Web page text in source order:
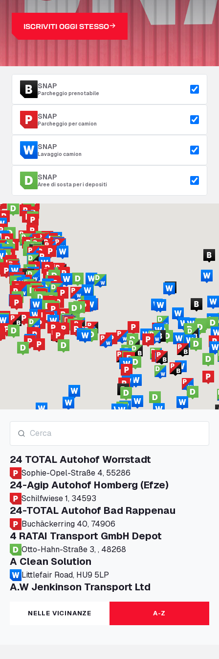
ISCRIVITI OGGI STESSO
SNAP
Parcheggio prenotabile
SNAP
Parcheggio per camion
SNAP
Lavaggio camion
SNAP
Aree di sosta per i depositi
24 TOTAL Autohof Worrstadt
Sophie-Opel-Straße 4, 55286
24-Agip Autohof Homberg (Efze)
Schilfwiese 1, 34593
24-TOTAL Autohof Bad Rappenau
Buchäckerring 40, 74906
4 RATAI Transport GmbH Depot
Otto-Hahn-Straße 3, , 48268
A Clean Solution
Littlefair Road, HU9 5LP
A.W Jenkinson Transport Ltd
Progress House, ME11 5GA
A+G Nettetal - Depot Parking
Am Panneschopp 7, 41334
NELLE VICINANZE A-Z